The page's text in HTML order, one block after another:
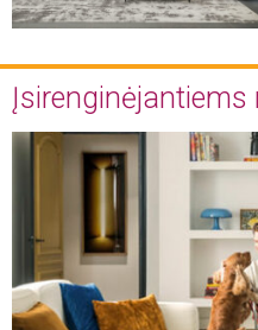
Įsirenginėjantiems